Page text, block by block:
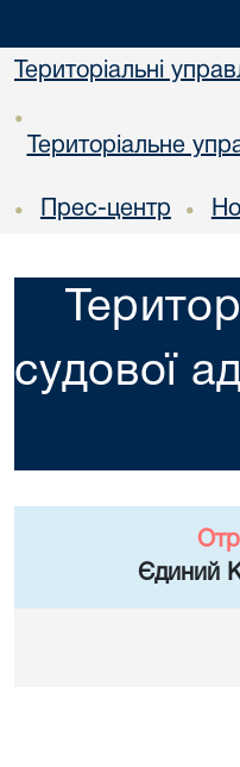
Територіальні
•
Територіальне
• Прес-центр •
судової
Єдиний